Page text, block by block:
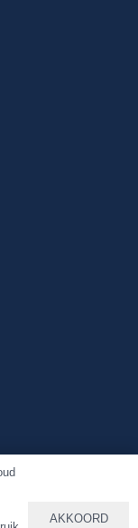
AKKOORD